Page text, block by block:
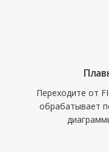
Переходите от
обрабатывает